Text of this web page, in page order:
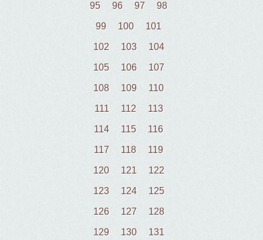
95 96 97 98
99 100 101
102 103 104
105 106 107
108 109 110
111 112 113
114 115 116
117 118 119
120 121 122
123 124 125
126 127 128
129 130 131